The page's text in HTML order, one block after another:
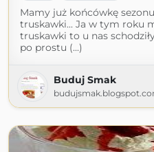
Mamy już końcówkę
truskawki... Ja w tym roku
truskawki to u nas
po prostu (...)
Buduj Smak